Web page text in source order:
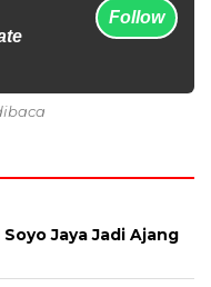
Follow
Jaya Jadi Ajang